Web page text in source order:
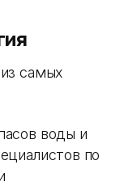
самых
воды и
по